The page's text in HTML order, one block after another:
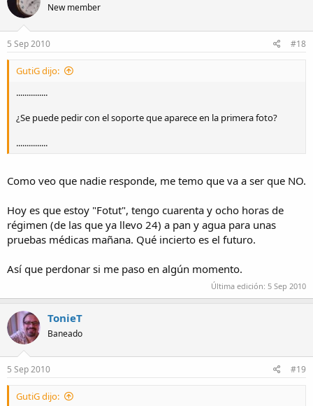
New member
5 Sep 2010 #18
GutiG dijo:
...............
¿Se puede pedir con el soporte que aparece en la primera foto?
...............
Como veo que nadie responde, me temo que va a ser que NO.
Hoy es que estoy "Fotut", tengo cuarenta y ocho horas de
régimen (de las que ya llevo 24) a pan y agua para unas
pruebas médicas mañana. Qué incierto es el futuro.
Así que perdonar si me paso en algún momento.
Última edición: 5 Sep 2010
TonieT
Baneado
5 Sep 2010 #19
GutiG dijo: